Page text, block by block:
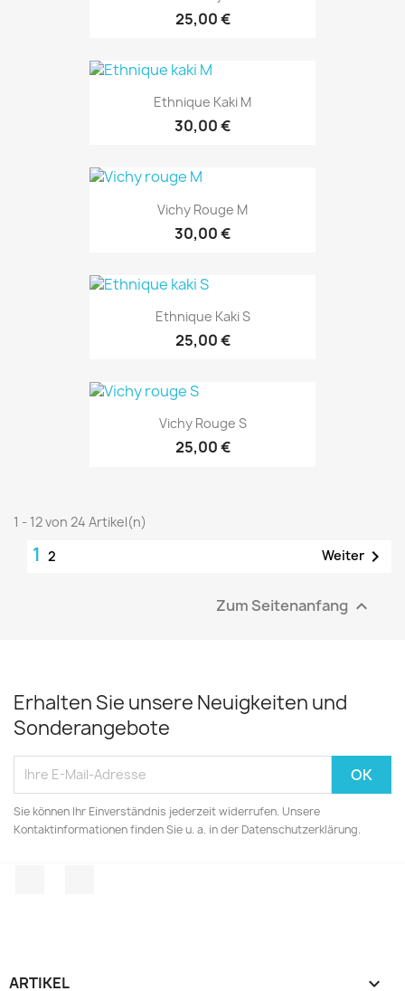
25,00 €
Ethnique Kaki M
30,00 €
Vichy Rouge M
30,00 €
Ethnique Kaki S
25,00 €
Vichy Rouge S
25,00 €
1 - 12 von 24 Artikel(n)
1 2 Weiter 
Zum Seitenanfang 
Erhalten Sie unsere Neuigkeiten und
Sonderangebote
Sie können Ihr Einverständnis jederzeit widerrufen. Unsere
Kontaktinformationen finden Sie u. a. in der Datenschutzerklärung.
ARTIKEL 